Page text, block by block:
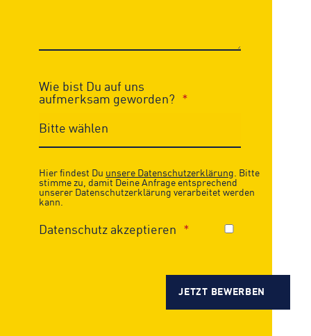
Wie bist Du auf uns
aufmerksam geworden?
Hier findest Du unsere Datenschutzerklärung. Bitte
stimme zu, damit Deine Anfrage entsprechend
unserer Datenschutzerklärung verarbeitet werden
kann.
Datenschutz akzeptieren